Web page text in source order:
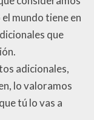
mundo tiene en
que
adicionales,
lo valoramos
tú lo vas a